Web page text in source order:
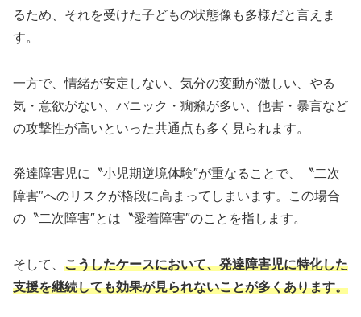
るため、それを受けた子どもの状態像も多様だと言えま
す。
一方で、情緒が安定しない、気分の変動が激しい、やる
気・意欲がない、パニック・癇癪が多い、他害・暴言など
の攻撃性が高いといった共通点も多く見られます。
発達障害児に〝小児期逆境体験″が重なることで、〝二次
障害″へのリスクが格段に高まってしまいます。この場合
の〝二次障害″とは〝愛着障害″のことを指します。
そして、 こうしたケースにおいて、発達障害児に特化した
支援を継続しても効果が見られないことが多くあります。